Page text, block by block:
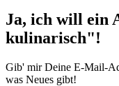
Ja, ich will ein
kulinarisch"!
Gib' mir Deine E-Mail-
was Neues gibt!